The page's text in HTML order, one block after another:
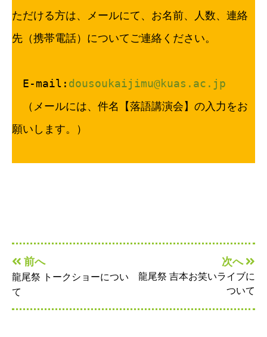
ただける方は、メールにて、お名前、人数、連絡
先（携帯電話）についてご連絡ください。
E-mail: dousoukaijimu@kuas.ac.jp
（メールには、件名【落語講演会】の入力をお
願いします。）
前へ
龍尾祭 トークショーについ
て
次へ
龍尾祭 吉本お笑いライブに
ついて